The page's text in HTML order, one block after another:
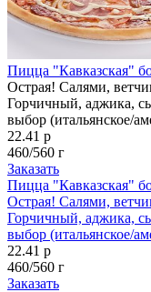
Пицца "Кавказская"
Острая! Салями,
Горчичный, аджика,
выбор (итальянское/
22.41 р
460/560 г
Заказать
Пицца "Кавказская"
Острая! Салями,
Горчичный, аджика,
выбор (итальянское/
22.41 р
460/560 г
Заказать